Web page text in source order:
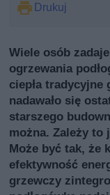
Drukuj
Wiele osób
ogrzewania
ciepła
nadawało się
starszego
można. Zależy to
Może być tak, że
efektywność
grzewczy